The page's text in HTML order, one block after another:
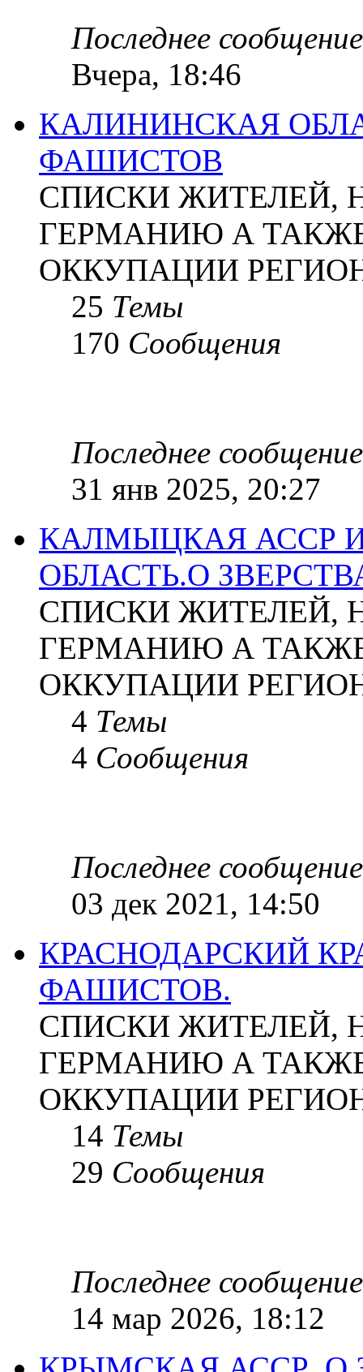
Последнее сообщение
Вчера, 18:46
КАЛИНИНСКАЯ
ФАШИСТОВ
СПИСКИ ЖИТЕЛЕЙ,
ГЕРМАНИЮ А
ОККУПАЦИИ
25 Темы
170 Сообщения
Последнее сообщение
31 янв 2025, 20:27
КАЛМЫЦКАЯ АССР
ОБЛАСТЬ.О
СПИСКИ ЖИТЕЛЕЙ,
ГЕРМАНИЮ А
ОККУПАЦИИ
4 Темы
4 Сообщения
Последнее сообщение
03 дек 2021, 14:50
КРАСНОДАРСКИЙ
ФАШИСТОВ.
СПИСКИ ЖИТЕЛЕЙ,
ГЕРМАНИЮ А
ОККУПАЦИИ
14 Темы
29 Сообщения
Последнее сообщение
14 мар 2026, 18:12